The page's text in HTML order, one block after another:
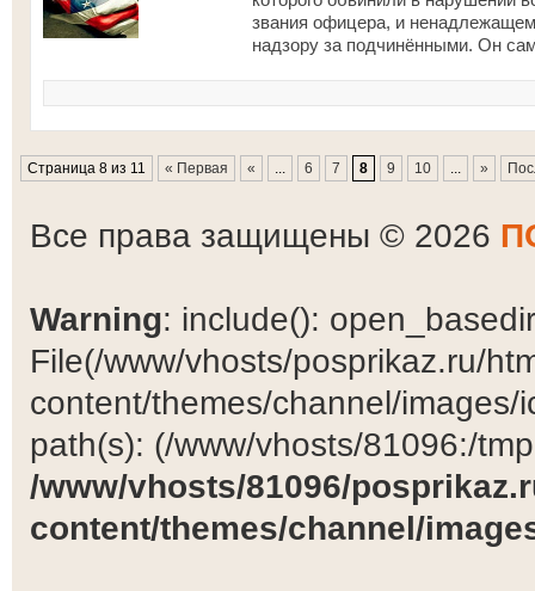
звания офицера, и
надзору за подчинёнными. Он
Страница 8 из 11 « Первая « ... 6 7 8 9 10 ... »
Все права защищены © 2026
Warning: include():
File(/www/vhosts/posprikaz.ru/
content/themes/channel/
path(s): (/www/vhosts/81096:/
/www/vhosts/81096/
content/themes/channel/